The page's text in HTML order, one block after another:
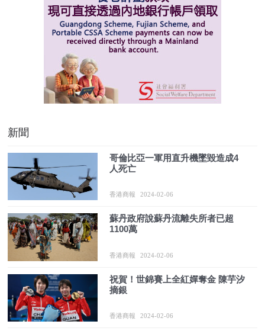
新聞
哥倫比亞一軍用直升機墜毀造成4
人死亡
香港商報 2024-02-06
蘇丹政府說蘇丹流離失所者已超
1100萬
香港商報 2024-02-06
祝賀！世錦賽上全紅嬋奪金 陳芋汐
摘銀
香港商報 2024-02-06